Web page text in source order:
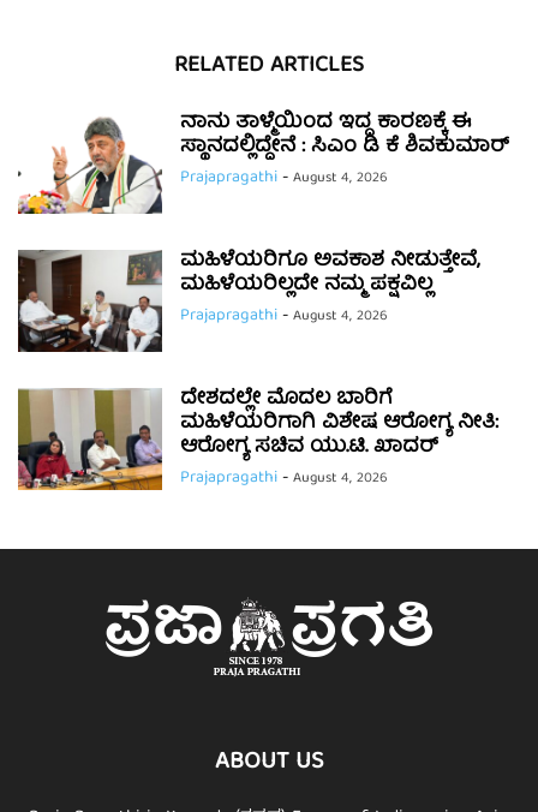
RELATED ARTICLES
ನಾನು ತಾಳ್ಮೆಯಿಂದ ಇದ್ದ ಕಾರಣಕ್ಕೆ ಈ
ಸ್ಥಾನದಲ್ಲಿದ್ದೇನೆ : ಸಿಎಂ ಡಿ ಕೆ ಶಿವಕುಮಾರ್
Prajapragathi-August 4, 2026
ಮಹಿಳೆಯರಿಗೂ ಅವಕಾಶ ನೀಡುತ್ತೇವೆ,
ಮಹಿಳೆಯರಿಲ್ಲದೇ ನಮ್ಮ ಪಕ್ಷವಿಲ್ಲ
Prajapragathi-August 4, 2026
ದೇಶದಲ್ಲೇ ಮೊದಲ ಬಾರಿಗೆ
ಮಹಿಳೆಯರಿಗಾಗಿ ವಿಶೇಷ ಆರೋಗ್ಯ ನೀತಿ:
ಆರೋಗ್ಯ ಸಚಿವ ಯು.ಟಿ. ಖಾದರ್
Prajapragathi-August 4, 2026
ABOUT US